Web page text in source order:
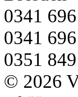
0341
0341
0351
© 2026